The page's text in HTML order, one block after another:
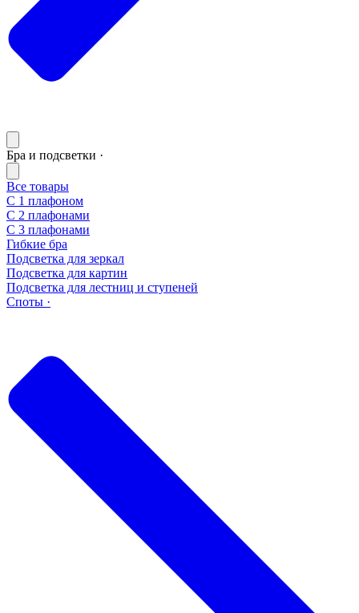
Бра и подсветки ·
Все товары
С 1 плафоном
С 2 плафонами
С 3 плафонами
Гибкие бра
Подсветка для зеркал
Подсветка для картин
Подсветка для лестниц и ступеней
Споты ·